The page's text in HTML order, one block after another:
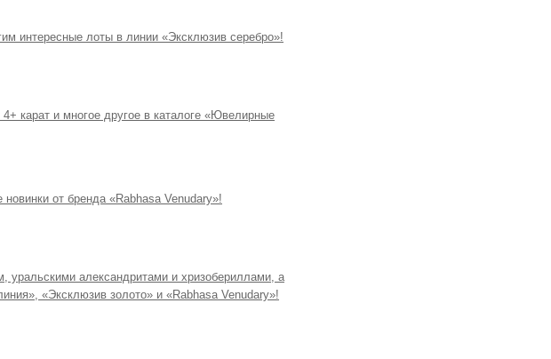
интересные лоты в линии «Эксклюзив серебро»!
карат и многое другое в каталоге «Ювелирные
от бренда «Rabhasa Venudary»!
александритами и хризобериллами, а
«Эксклюзив золото» и «Rabhasa Venudary»!